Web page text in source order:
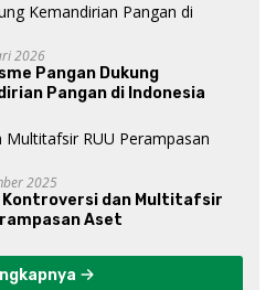
2026
Pangan Dukung
Pangan di Indonesia
2025
Kontroversi dan Multitafsir
Aset